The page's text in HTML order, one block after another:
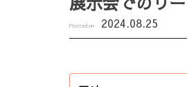
Posted on 2024.08.25